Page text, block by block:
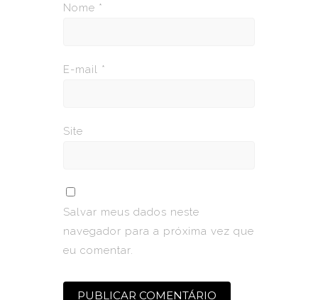
Nome *
E-mail *
Site
Salvar meus dados neste
navegador para a próxima vez que
eu comentar.